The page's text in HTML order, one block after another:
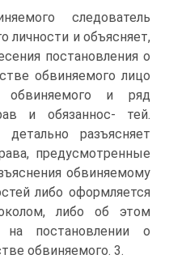
следователь
личности и объясняет,
постановления о
обвиняемого лицо
обвиняемого и ряд
и обязаннос- тей.
разъясняет
предусмотренные
обвиняемому
либо оформляется
либо об этом
на постановлении о
обвиняемого. 3.